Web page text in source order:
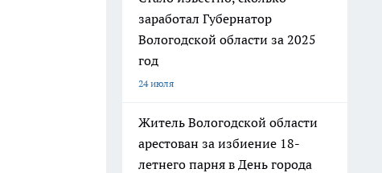
заработал Губернатор
Вологодской области за 2025
год
24 июля
Житель Вологодской области
арестован за избиение 18-
летнего парня в День города